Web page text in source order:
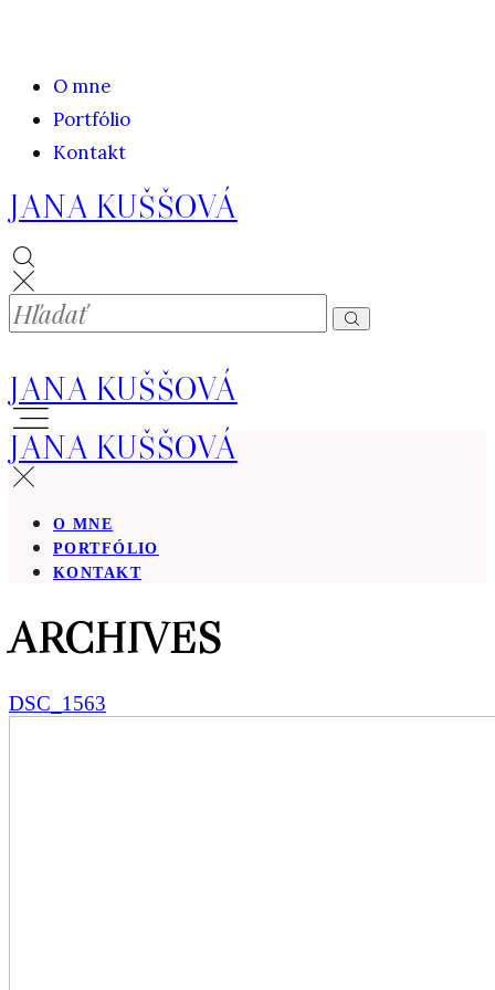
O mne
Portfólio
Kontakt
JANA KUŠŠOVÁ
JANA KUŠŠOVÁ
JANA KUŠŠOVÁ
O MNE
PORTFÓLIO
KONTAKT
ARCHIVES
DSC_1563